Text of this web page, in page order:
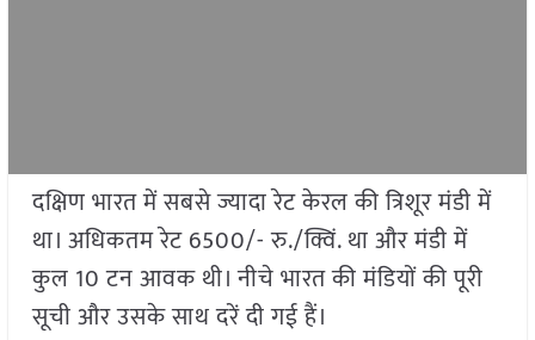
दक्षिण भारत में सबसे ज्यादा रेट केरल की त्रिशूर मंडी में
था। अधिकतम रेट 6500/- रु./क्विं. था और मंडी में
कुल 10 टन आवक थी। नीचे भारत की मंडियों की पूरी
सूची और उसके साथ दरें दी गई हैं।